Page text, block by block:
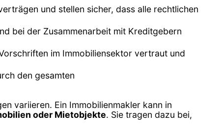
und stellen sicher, dass alle rechtlichen
bei der Zusammenarbeit mit Kreditgebern
im Immobiliensektor vertraut und
den gesamten
variieren. Ein Immobilienmakler kann in
oder Mietobjekte. Sie tragen dazu bei,